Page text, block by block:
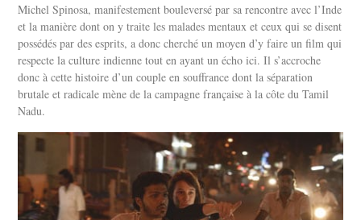
Michel Spinosa, manifestement bouleversé par sa rencontre avec l’Inde
et la manière dont on y traite les malades mentaux et ceux qui se disent
possédés par des esprits, a donc cherché un moyen d’y faire un film qui
respecte la culture indienne tout en ayant un écho ici. Il s’accroche
donc à cette histoire d’un couple en souffrance dont la séparation
brutale et radicale mène de la campagne française à la côte du Tamil
Nadu.